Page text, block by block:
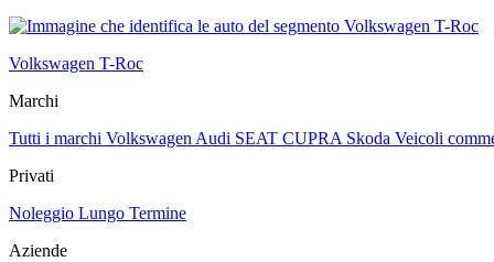
Volkswagen T-Roc
Marchi
Tutti i marchi VolkswagenAudi SEAT CUPRA Skoda Veicoli
Privati
Noleggio Lungo Termine
Aziende